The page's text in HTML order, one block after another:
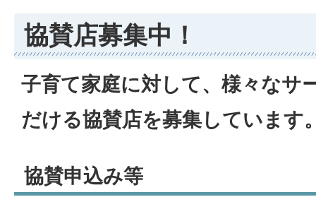
協賛店募集中！
子育て家庭に対して、様々なサ
だける協賛店を募集しています
協賛申込み等